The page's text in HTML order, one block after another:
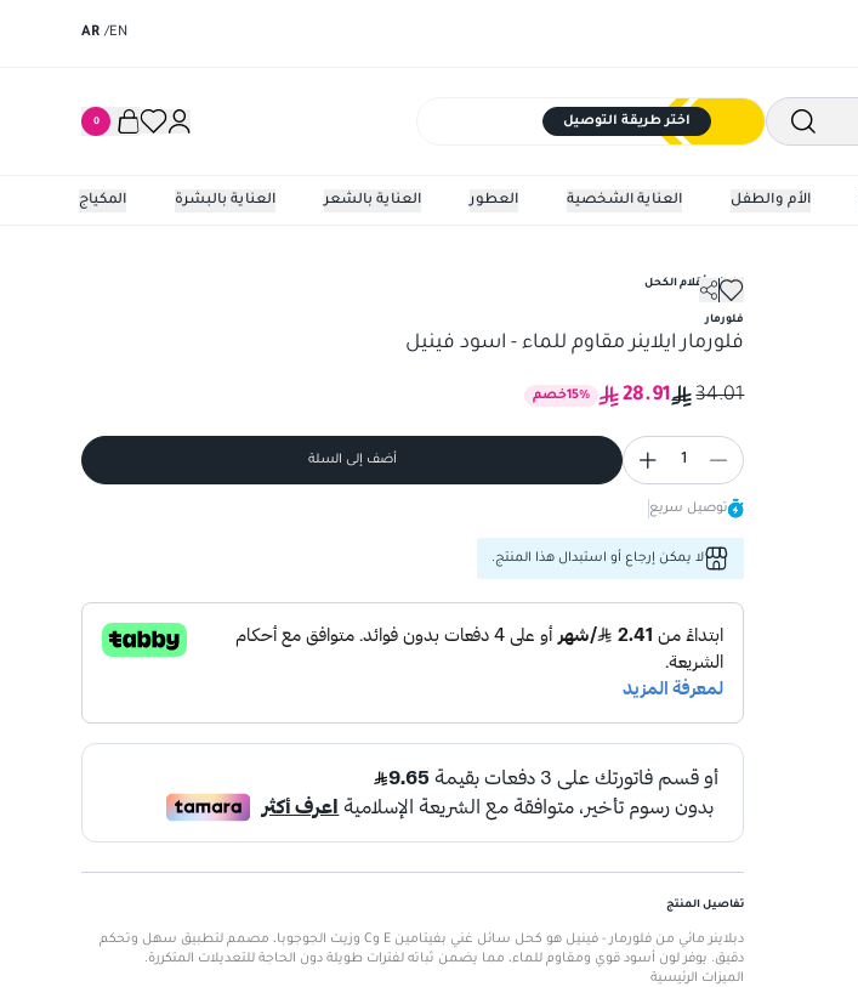
EN
/
AR
اختر طريقة التوصيل 0
المكياج العناية بالبشرة العناية بالشعر العطور العناية الشخصية الأم والطفل
فلورمار ايلاينر مقاوم للماء - اسود فينيل
ايلاينر وأقلام الكحل
فلورمار
فلورمار ايلاينر مقاوم للماء - اسود فينيل
34.01
28.91
15% خصم
1 أضف إلى السلة
توصيل سريع
لا يمكن إرجاع أو استبدال هذا المنتج.
تفاصيل المنتج
دبلاينر مائي من فلورمار - فينيل هو كحل سائل غني بفيتامين E وC وزيت الجوجوبا، مصمم لتطبيق سهل وتحكم
دقيق. يوفر لون أسود قوي ومقاوم للماء، مما يضمن ثباته لفترات طويلة دون الحاجة للتعديلات المتكررة.
الميزات الرئيسية